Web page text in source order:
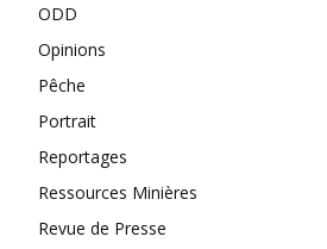
ODD
Opinions
Pêche
Portrait
Reportages
Ressources Minières
Revue de Presse